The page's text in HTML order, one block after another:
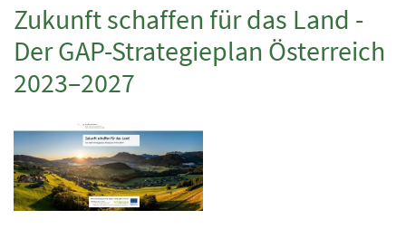
Zukunft schaffen für das Land -
Der GAP-Strategieplan Österreich
2023–2027